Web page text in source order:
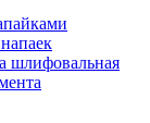
шлифовальная